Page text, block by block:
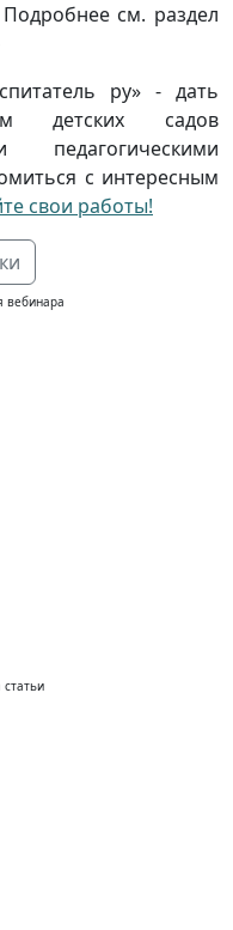
см. раздел
ру» - дать
детских садов
педагогическими
с интересным
свои работы!
вебинара